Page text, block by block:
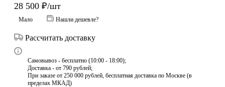
28 500 ₽/шт
Мало Нашли дешевле?
Рассчитать доставку
Самовывоз - бесплатно (10:00 - 18:00);
Доставка - от 790 рублей;
При заказе от 250 000 рублей, бесплатная доставка по Москве (в
пределах МКАД)